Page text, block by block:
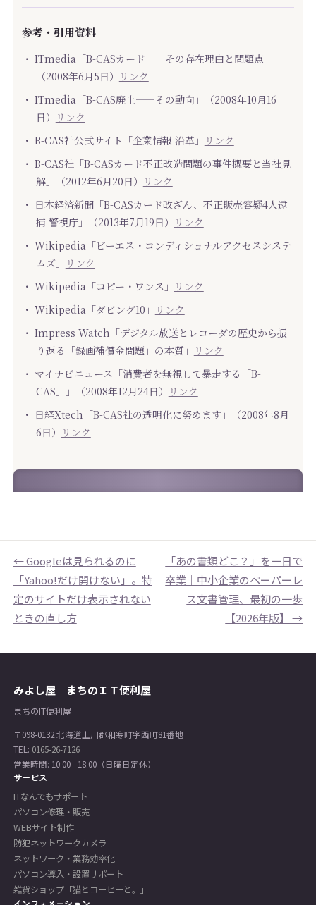
参考・引用資料
・ ITmedia「B-CASカード——その存在理由と問題点」
（2008年6月5日） リンク
・ ITmedia「B-CAS廃止——その動向」（2008年10月16
日） リンク
・ B-CAS社公式サイト「企業情報 沿革」 リンク
・ B-CAS社「B-CASカード不正改造問題の事件概要と当社見
解」（2012年6月20日） リンク
・ 日本経済新聞「B-CASカード改ざん、不正販売容疑4人逮
捕 警視庁」（2013年7月19日） リンク
・ Wikipedia「ビーエス・コンディショナルアクセスシステ
ムズ」 リンク
・ Wikipedia「コピー・ワンス」 リンク
・ Wikipedia「ダビング10」 リンク
・ Impress Watch「デジタル放送とレコーダの歴史から振
り返る「録画補償金問題」の本質」 リンク
・ マイナビニュース「消費者を無視して暴走する「B-
CAS」」（2008年12月24日） リンク
・ 日経Xtech「B-CAS社の透明化に努めます」（2008年8月
6日） リンク
← Googleは見られるのに
「Yahoo!だけ開けない」。特
定のサイトだけ表示されない
ときの直し方
「あの書類どこ？」を一日で
卒業｜中小企業のペーパーレ
ス文書管理、最初の一歩
【2026年版】 →
みよし屋｜まちのＩＴ便利屋
まちのIT便利屋
〒098-0132 北海道上川郡和寒町字西町81番地
TEL: 0165-26-7126
営業時間: 10:00 - 18:00（日曜日定休）
サービス
ITなんでもサポート
パソコン修理・販売
WEBサイト制作
防犯ネットワークカメラ
ネットワーク・業務効率化
パソコン導入・設置サポート
雑貨ショップ「猫とコーヒーと。」